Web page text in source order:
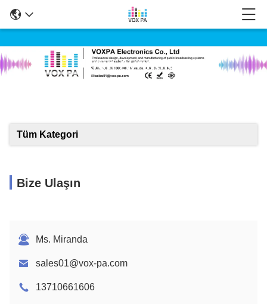
Ürün Ayrıntıları
Tüm Kategori
Bize Ulaşın
Ms. Miranda
sales01@vox-pa.com
13710661606